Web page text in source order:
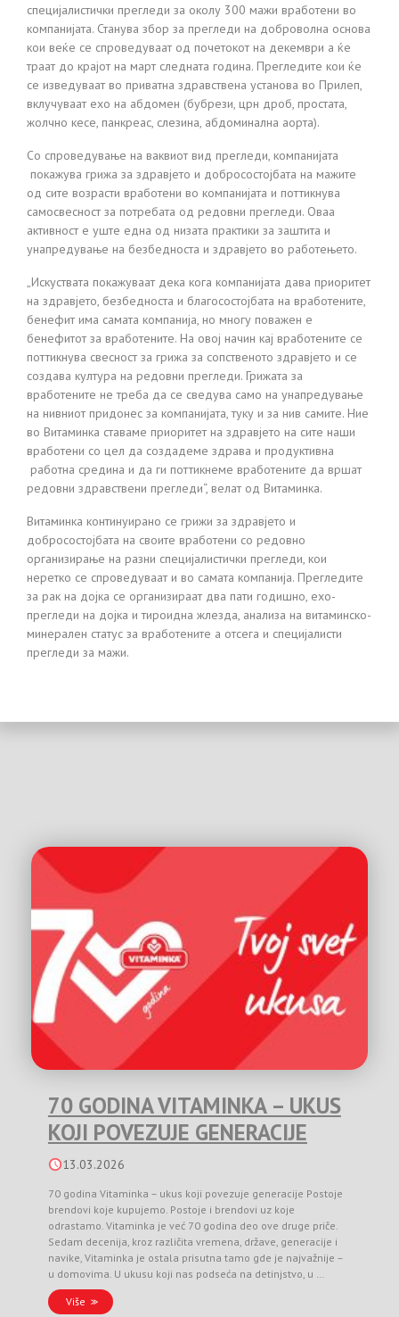
специјалистички прегледи за околу 300 мажи вработени во
компанијата. Станува збор за прегледи на доброволна основа
кои веќе се спроведуваат од почетокот на декември а ќе
траат до крајот на март следната година. Прегледите кои ќе
се изведуваат во приватна здравствена установа во Прилеп,
вклучуваат ехо на абдомен (бубрези, црн дроб, простата,
жолчно кесе, панкреас, слезина, абдоминална аорта).
Со спроведување на ваквиот вид прегледи, компанијата
покажува грижа за здравјето и добросостојбата на мажите
од сите возрасти вработени во компанијата и поттикнува
самосвесност за потребата од редовни прегледи. Оваа
активност е уште една од низата практики за заштита и
унапредување на безбедноста и здравјето во работењето.
„Искуствата покажуваат дека кога компанијата дава приоритет
на здравјето, безбедноста и благосостојбата на вработените,
бенефит има самата компанија, но многу поважен е
бенефитот за вработените. На овој начин кај вработените се
поттикнува свесност за грижа за сопственото здравјето и се
создава култура на редовни прегледи. Грижата за
вработените не треба да се сведува само на унапредување
на нивниот придонес за компанијата, туку и за нив самите. Ние
во Витаминка ставаме приоритет на здравјето на сите наши
вработени со цел да создадеме здрава и продуктивна
работна средина и да ги поттикнеме вработените да вршат
редовни здравствени прегледи“, велат од Витаминка.
Витаминка континуирано се грижи за здравјето и
добросостојбата на своите вработени со редовно
организирање на разни специјалистички прегледи, кои
неретко се спроведуваат и во самата компанија. Прегледите
за рак на дојка се организираат два пати годишно, ехо-
прегледи на дојка и тироидна жлезда, анализа на витаминско-
минерален статус за вработените а отсега и специјалисти
прегледи за мажи.
70 GODINA VITAMINKA – UKUS
KOJI POVEZUJE GENERACIJE
13.03.2026
70 godina Vitaminka – ukus koji povezuje generacije Postoje
brendovi koje kupujemo. Postoje i brendovi uz koje
odrastamo. Vitaminka je već 70 godina deo ove druge priče.
Sedam decenija, kroz različita vremena, države, generacije i
navike, Vitaminka je ostala prisutna tamo gde je najvažnije –
u domovima. U ukusu koji nas podseća na detinjstvo, u …
Više